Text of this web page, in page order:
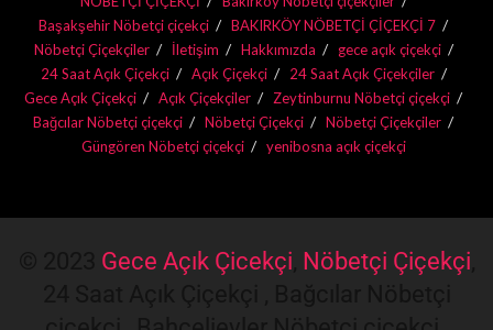
Başakşehir Nöbetçi çiçekçi
BAKIRKÖY NÖBETÇİ ÇİÇEKÇİ 7
Nöbetçi Çiçekçiler
İletişim Hakkımızda
gece açık çiçekçi
24 Saat Açık Çiçekçi
Açık Çiçekçi
24 Saat Açık Çiçekçiler
Gece Açık Çiçekçi
Açık Çiçekçiler
Zeytinburnu Nöbetçi çiçekçi
Bağcılar Nöbetçi çiçekçi
Nöbetçi Çiçekçi
Nöbetçi Çiçekçiler
Güngören Nöbetçi çiçekçi
yenibosna açık çiçekçi
Gece Açık Çicekçi Nöbetçi Çiçekçi